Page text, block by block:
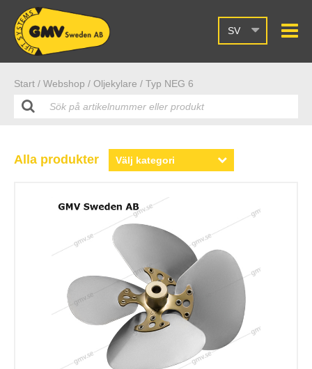
SV
Start / Webshop / Oljekylare / Typ NEG 6
Alla produkter